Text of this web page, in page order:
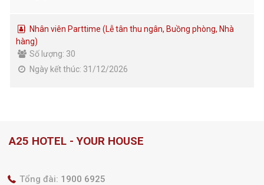
Nhân viên Parttime (Lễ tân thu ngân, Buồng phòng, Nhà
hàng)
Số lượng: 30
Ngày kết thúc: 31/12/2026
A25 HOTEL - YOUR HOUSE
Tổng đài: 1900 6925